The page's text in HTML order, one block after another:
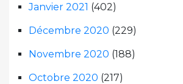
Janvier 2021 (402)
Décembre 2020 (229)
Novembre 2020 (188)
Octobre 2020 (217)